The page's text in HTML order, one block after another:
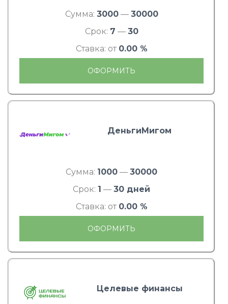
Сумма: 3000— 30000
Срок: 7 — 30
Ставка: от 0.00 %
ОФОРМИТЬ
ДеньгиМигом
Сумма: 1000 — 30000
Срок: 1 — 30 дней
Ставка: от 0.00 %
ОФОРМИТЬ
Целевые финансы